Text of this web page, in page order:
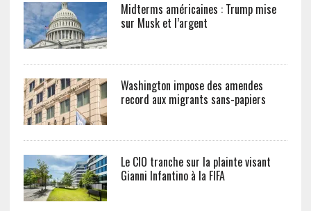
Midterms américaines : Trump mise
sur Musk et l’argent
Washington impose des amendes
record aux migrants sans-papiers
Le CIO tranche sur la plainte visant
Gianni Infantino à la FIFA